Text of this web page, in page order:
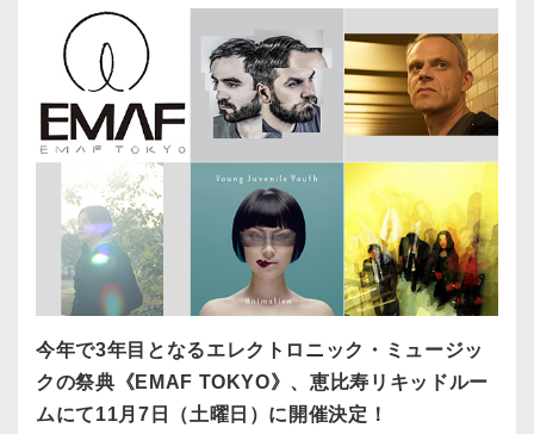
今年で3年目となるエレクトロニック・ミュージッ
クの祭典《EMAF TOKYO》、恵比寿リキッドルー
ムにて11月7日（土曜日）に開催決定！